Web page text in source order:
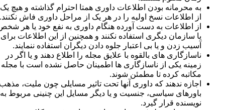
به محرمانه بودن اطلاعات داوری همتا احترام گذاشته و هیچ یک
از اطلاعات نسخ اولیه را در هر یک از مراحل داوری فاش نکنند.
از اطلاعات به دست آورده هنگام داوری به نفع خود یا هر شخص
یا سازمان دیگری استفاده نکنند و همچنین از این اطلاعات برای
آسیب زدن و یا بی اعتبار جلوه دادن دیگران استفاده ننمایند.
ناسازگاری های بالقوه با علایق مجله را اطلاع دهند و یا اگر در
زمینه یکی از ناسازگاری ها اطمینان حاصل نشده است با مجله
مکاتبه کرده تا مطمئن شوند.
اجازه ندهند که داوری آنها تحت تاثیر مسایلی چون ملیت، مذهب،
باورهای سیاسی، جنسیت و یا دیگر مسایل این چنینی مربوط به
نویسنده قرار گیرد.